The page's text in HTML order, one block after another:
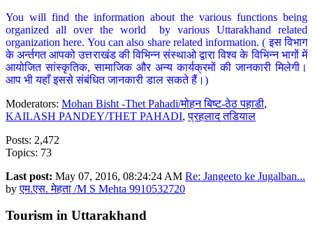
You will find the information about the various functions being
organized all over the world by various Uttarakhand related
organization here. You can also share related information. ( इस विभाग
के अर्न्तगत आपको उत्तराखंड की विभिन्न संस्थाओ द्वारा विश्व के विभिन्न भागों में
आयोजित सांस्कृतिक, सामाजिक और अन्य कार्यक्रमों की जानकारी मिलेगी।
आप भी यहाँ इससे संबंधित जानकारी डाल सकते हैं।)
Moderators: Mohan Bisht -Thet Pahadi/मोहन बिष्ट-ठेठ पहाडी,
KAILASH PANDEY/THET PAHADI,प्रहलाद तडियाल
Posts: 2,472
Topics: 73
Last post: May 07, 2016, 08:24:24 AM Re: Jangeeto ke Jugalban...
byएम.एस. मेहता /M S Mehta 9910532720
Tourism in Uttarakhand